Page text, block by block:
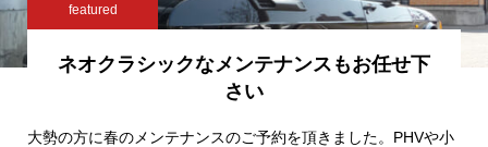
featured
ネオクラシックなメンテナンスもお任せ下
さい
大勢の方に春のメンテナンスのご予約を頂きました。PHVや小